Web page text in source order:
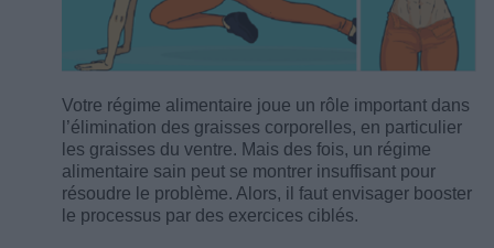
Votre régime alimentaire joue un rôle important dans
l’élimination des graisses corporelles, en particulier
les graisses du ventre. Mais des fois, un régime
alimentaire sain peut se montrer insuffisant pour
résoudre le problème. Alors, il faut envisager booster
le processus par des exercices ciblés.